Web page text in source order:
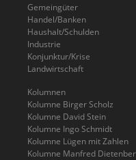
Gemeingüter
Handel/Banken
Haushalt/Schulden
Industrie
Konjunktur/Krise
Landwirtschaft
Kolumnen
Kolumne Birger Scholz
Kolumne David Stein
Kolumne Ingo Schmidt
Kolumne Lügen mit Zahlen
Kolumne Manfred